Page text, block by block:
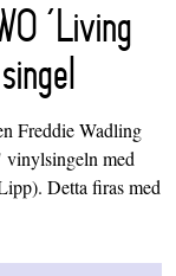
‘Living
Freddie Wadling
med
Detta firas med